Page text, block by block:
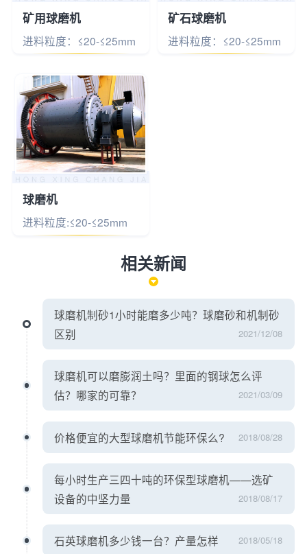
矿用球磨机
进料粒度：≤20-≤25mm
矿石球磨机
进料粒度：≤20-≤25mm
球磨机
进料粒度:≤20-≤25mm
相关新闻
球磨机制砂1小时能磨多少吨？球磨砂和机制砂
区别
2021/12/08
球磨机可以磨膨润土吗？里面的钢球怎么评
估？哪家的可靠？
2021/03/09
价格便宜的大型球磨机节能环保么? 2018/08/28
每小时生产三四十吨的环保型球磨机——选矿
设备的中坚力量
2018/08/17
石英球磨机多少钱一台？产量怎样 2018/05/18